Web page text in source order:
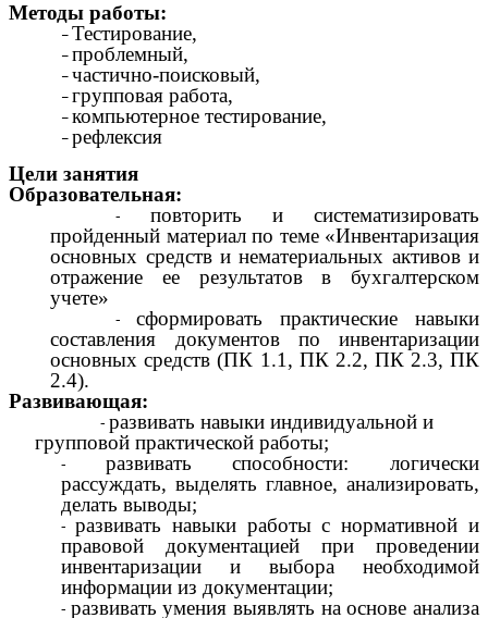
Методы работы:
Тестирование,
проблемный,
частично-поисковый,
групповая работа,
компьютерное тестирование,
рефлексия
Цели занятия
Образовательная:
повторить и систематизировать
пройденный материал по теме «Инвентаризация
основных средств и нематериальных активов и
отражение ее результатов в бухгалтерском
учете»
сформировать практические навыки
составления документов по инвентаризации
основных средств (ПК 1.1, ПК 2.2, ПК 2.3, ПК
2.4).
Развивающая:
развивать навыки индивидуальной и
групповой практической работы;
развивать способности: логически
рассуждать, выделять главное, анализировать,
делать выводы;
развивать навыки работы с нормативной и
правовой документацией при проведении
инвентаризации и выбора необходимой
информации из документации;
развивать умения выявлять на основе анализа